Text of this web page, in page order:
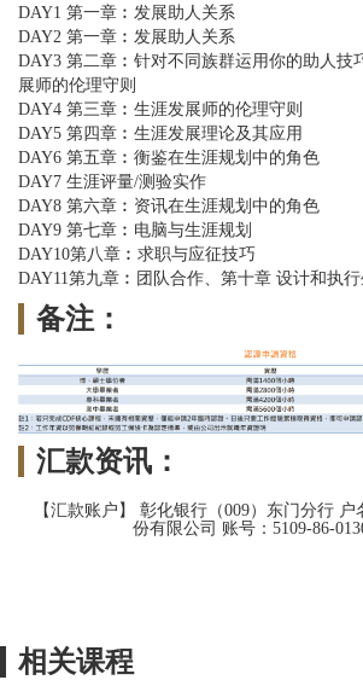
DAY1 第一章︰发展助人关系
DAY2 第一章︰发展助人关系
DAY3 第二章︰针对不同族群运用你的助人技
展师的伦理守则
DAY4 第三章︰生涯发展师的伦理守则
DAY5 第四章︰生涯发展理论及其应用
DAY6 第五章︰衡鉴在生涯规划中的角色
DAY7 生涯评量/测验实作
DAY8 第六章︰资讯在生涯规划中的角色
DAY9 第七章︰电脑与生涯规划
DAY10第八章︰求职与应征技巧
DAY11第九章︰团队合作、第十章 设计和执
备注：
汇款资讯：
【汇款账户】 彰化银行（009）东门分行
份有限公司 账号：5109-86-
相关课程